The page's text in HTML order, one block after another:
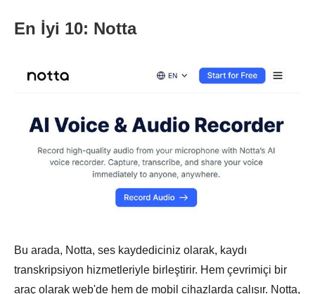
En İyi 10: Notta
Bu arada, Notta, ses kaydediciniz olarak, kaydı
transkripsiyon hizmetleriyle birleştirir. Hem çevrimiçi bir
araç olarak web'de hem de mobil cihazlarda çalışır. Notta,